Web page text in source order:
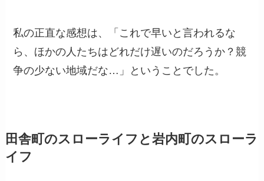
私の正直な感想は、「これで早いと言われるな
ら、ほかの人たちはどれだけ遅いのだろうか？競
争の少ない地域だな…」ということでした。
田舎町のスローライフと岩内町のスローラ
イフ